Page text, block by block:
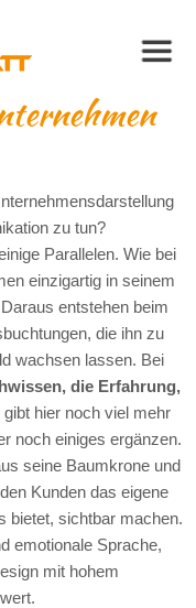
zu tun?
Parallelen. Wie bei
einzigartig in seinem
entstehen beim
die ihn zu
wachsen lassen. Bei
die Erfahrung,
gibt hier noch viel mehr
noch einiges ergänzen.
seine Baumkrone und
Kunden das eigene
bietet, sichtbar machen.
emotionale Sprache,
mit hohem